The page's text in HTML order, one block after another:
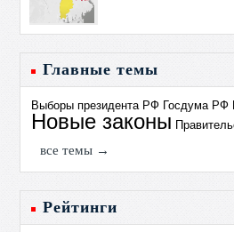
Главные темы
Выборы президента РФ Госдума РФ
Новые законы
все темы →
Рейтинги